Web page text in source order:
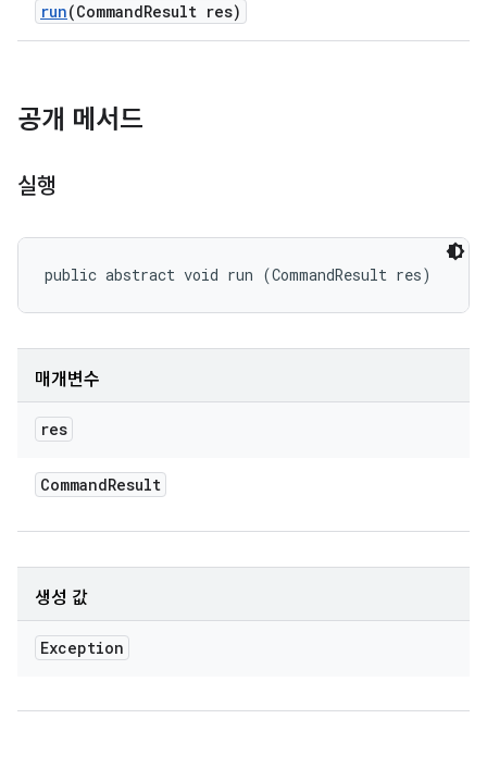
run(CommandResult res)
공개 메서드
실행
public abstract void run (CommandResult res)
매개변수
res
CommandResult
생성 값
Exception